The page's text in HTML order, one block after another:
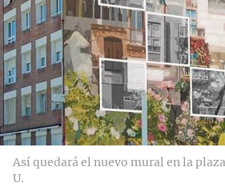
Así quedará el nuevo mural en la
U.